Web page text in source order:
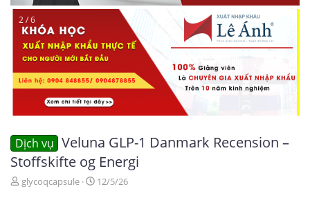
2 / 6
Dịch vụ Veluna GLP-1 Danmark Recension –
Stoffskifte og Energi
T
glycoqcapsule
N
12/5/26